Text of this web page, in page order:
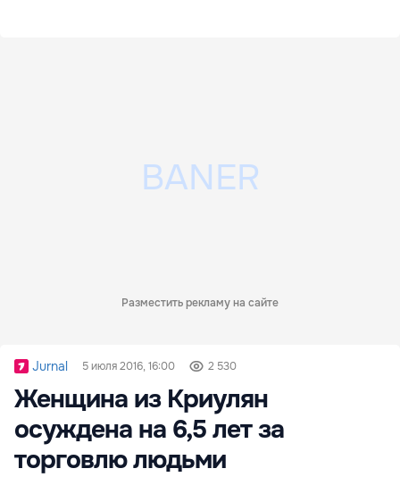
Разместить рекламу на сайте
Jurnal 5 июля 2016, 16:00 2 530
Женщина из Криулян
осуждена на 6,5 лет за
торговлю людьми